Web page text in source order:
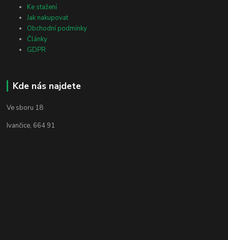
Ke stažení
Jak nakupovat
Obchodní podmínky
Články
GDPR
Kde nás najdete
Ve sboru 18
Ivančice, 664 91